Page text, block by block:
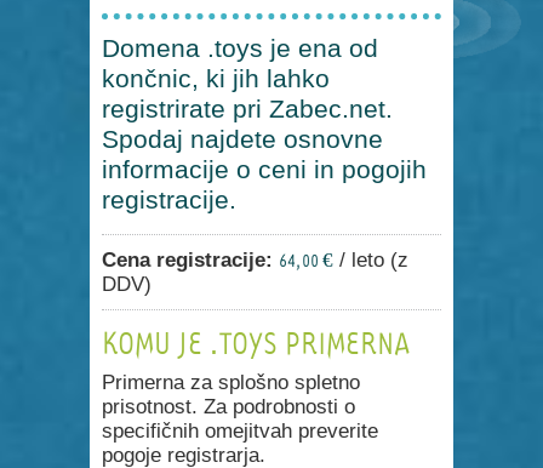
Domena .toys je ena od
končnic, ki jih lahko
registrirate pri Zabec.net.
Spodaj najdete osnovne
informacije o ceni in pogojih
registracije.
Cena registracije: 64,00 € / leto (z
DDV)
KOMU JE .TOYS PRIMERNA
Primerna za splošno spletno
prisotnost. Za podrobnosti o
specifičnih omejitvah preverite
pogoje registrarja.